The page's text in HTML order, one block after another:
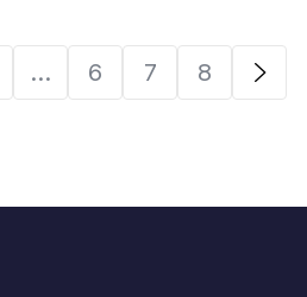
… 6 7 8